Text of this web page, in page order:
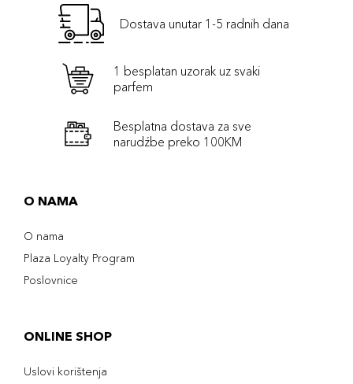
Dostava unutar 1-5 radnih dana
1 besplatan uzorak uz svaki
parfem
Besplatna dostava za sve
narudźbe preko 100KM
O NAMA
O nama
Plaza Loyalty Program
Poslovnice
ONLINE SHOP
Uslovi korištenja